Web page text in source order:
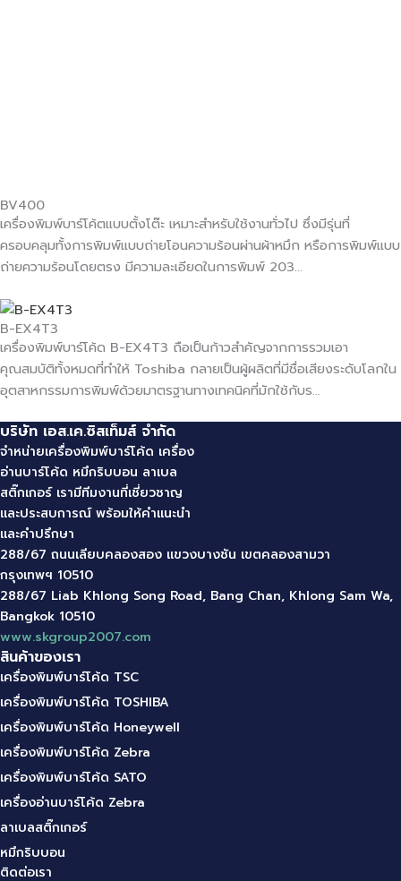
BV400
เครื่องพิมพ์บาร์โค้ตแบบตั้งโต๊ะ เหมาะสำหรับใช้งานทั่วไป ซึ่งมีรุ่นที่
ครอบคลุมทั้งการพิมพ์แบบถ่ายโอนความร้อนผ่านผ้าหมึก หรือการพิมพ์แบบ
ถ่ายความร้อนโดยตรง มีความละเอียดในการพิมพ์ 203…
B-EX4T3
เครื่องพิมพ์บาร์โค้ด B-EX4T3 ถือเป็นก้าวสำคัญจากการรวมเอา
คุณสมบัติทั้งหมดที่ทำให้ Toshiba กลายเป็นผู้ผลิตที่มีชื่อเสียงระดับโลกใน
อุตสาหกรรมการพิมพ์ด้วยมาตรฐานทางเทคนิคที่มักใช้กับร…
บริษัท เอส.เค.ซิสเท็มส์ จํากัด
จำหน่ายเครื่องพิมพ์บาร์โค้ด เครื่อง
อ่านบาร์โค้ด หมึกริบบอน ลาเบล
สติ๊กเกอร์เรามีทีมงานที่เชี่ยวชาญ
และประสบการณ์ พร้อมให้คำแนะนำ
และคำปรึกษา
288/67 ถนนเลียบคลองสอง แขวงบางชัน เขตคลองสามวา
กรุงเทพฯ 10510
288/67 Liab Khlong Song Road, Bang Chan, Khlong Sam Wa,
Bangkok 10510
www.skgroup2007.com
สินค้าของเรา
เครื่องพิมพ์บาร์โค้ด TSC
เครื่องพิมพ์บาร์โค้ด TOSHIBA
เครื่องพิมพ์บาร์โค้ด Honeywell
เครื่องพิมพ์บาร์โค้ด Zebra
เครื่องพิมพ์บาร์โค้ด SATO
เครื่องอ่านบาร์โค้ด Zebra
ลาเบลสติ๊กเกอร์
หมึกริบบอน
ติดต่อเรา